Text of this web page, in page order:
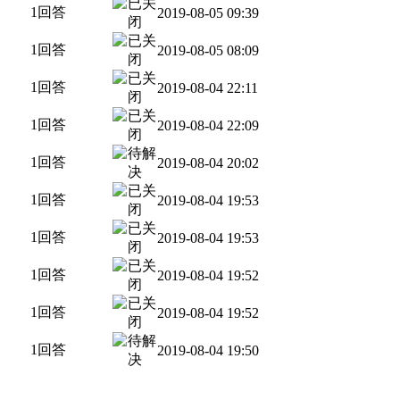
1回答 2019-08-05 09:39
1回答 2019-08-05 08:09
1回答 2019-08-04 22:11
1回答 2019-08-04 22:09
1回答 2019-08-04 20:02
1回答 2019-08-04 19:53
1回答 2019-08-04 19:53
1回答 2019-08-04 19:52
1回答 2019-08-04 19:52
1回答
2019-08-04 19:50